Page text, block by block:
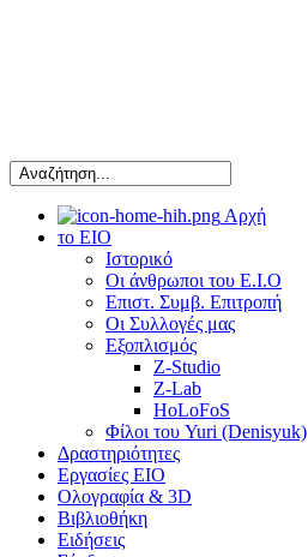
Αρχή
το ΕΙΟ
Ιστορικό
Οι άνθρωποι του Ε.Ι.Ο
Επιστ. Συμβ. Επιτροπή
Οι Συλλογές μας
Εξοπλισμός
Z-Studio
Z-Lab
HoLoFoS
Φίλοι του Yuri (Denisyuk)
Δραστηριότητες
Εργασίες ΕΙΟ
Ολογραφία & 3D
Βιβλιοθήκη
Ειδήσεις